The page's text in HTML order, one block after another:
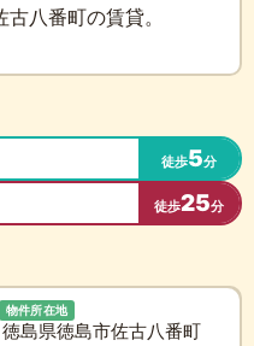
八番町の賃貸。
徒歩5分
徒歩25分
物件所在地
徳島県徳島市佐古八番町